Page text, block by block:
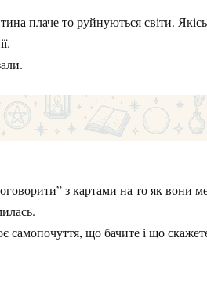
плаче то руйнуються світи.
з картами на то як вони
самопочуття, що бачите і що